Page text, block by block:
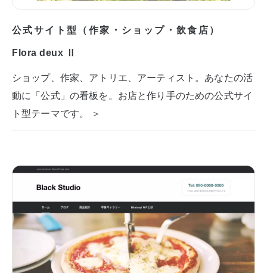
公式サイト型（作家・ショップ・飲食店）
Flora deux Ⅱ
ショップ、作家、アトリエ、アーティスト。あなたの活
動に「公式」の看板を。お店と作り手のための公式サイ
ト型テーマです。 ＞